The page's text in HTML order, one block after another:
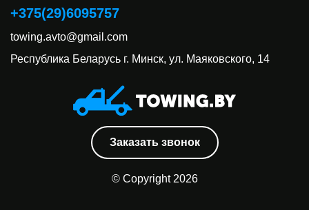
+375(29)6095757
towing.avto@gmail.com
Республика Беларусь г. Минск, ул. Маяковского, 14
Заказать звонок
© Copyright 2026